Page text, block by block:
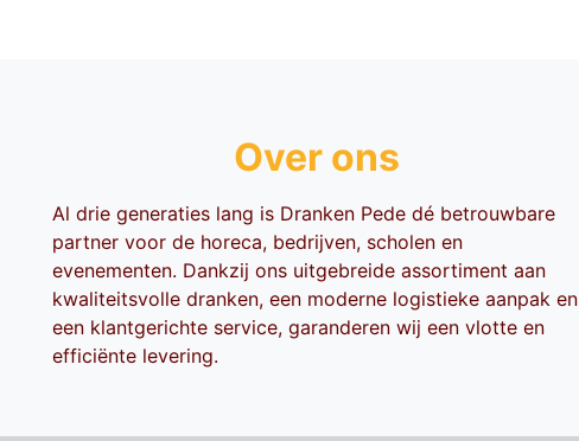
Over ons
Al drie generaties lang is Dranken Pede dé betrouwbare
partner voor de horeca, bedrijven, scholen en
evenementen. Dankzij ons uitgebreide assortiment aan
kwaliteitsvolle dranken, een moderne logistieke aanpak en
een klantgerichte service, garanderen wij een vlotte en
efficiënte levering.